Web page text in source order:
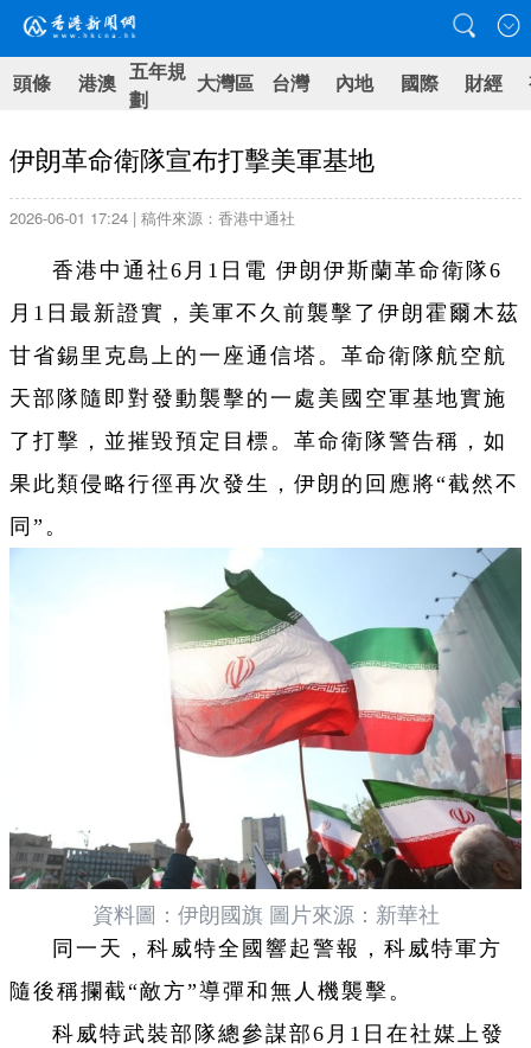
頭條 港澳 五年規
劃
大灣區 台灣 內地 國際 財經
伊朗革命衛隊宣布打擊美軍基地
2026-06-01 17:24 | 稿件來源：香港中通社
香港中通社6月1日電 伊朗伊斯蘭革命衛隊6
月1日最新證實，美軍不久前襲擊了伊朗霍爾木茲
甘省錫里克島上的一座通信塔。革命衛隊航空航
天部隊隨即對發動襲擊的一處美國空軍基地實施
了打擊，並摧毀預定目標。革命衛隊警告稱，如
果此類侵略行徑再次發生，伊朗的回應將“截然不
同”。
資料圖：伊朗國旗 圖片來源：新華社
同一天，科威特全國響起警報，科威特軍方
隨後稱攔截“敵方”導彈和無人機襲擊。
科威特武裝部隊總參謀部6月1日在社媒上發